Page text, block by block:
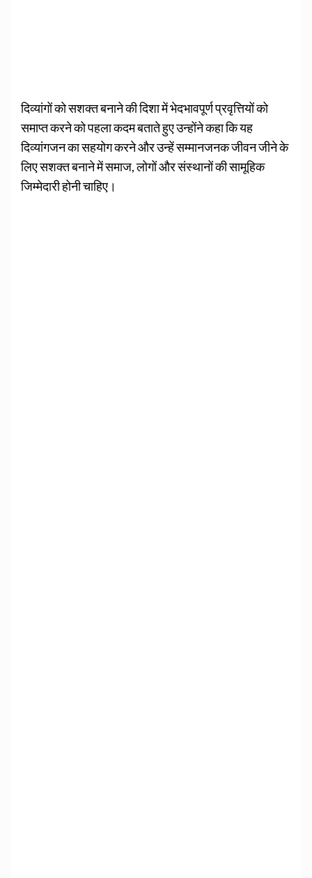
दिव्यांगों को सशक्त बनाने की दिशा में भेदभावपूर्ण प्रवृत्तियों को
समाप्त करने को पहला कदम बताते हुए उन्होंने कहा कि यह
दिव्यांगजन का सहयोग करने और उन्हें सम्मानजनक जीवन जीने के
लिए सशक्त बनाने में समाज, लोगों और संस्थानों की सामूहिक
जिम्मेदारी होनी चाहिए।